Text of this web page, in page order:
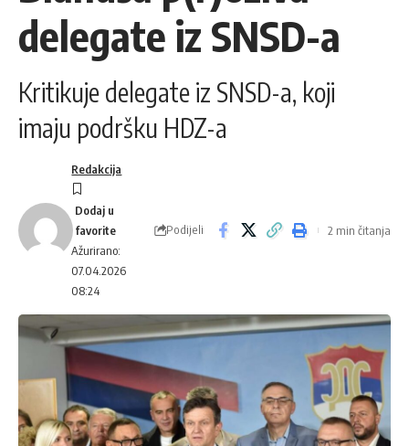
delegate iz SNSD-a
Kritikuje delegate iz SNSD-a, koji
imaju podršku HDZ-a
Ažurirano:
07.04.2026
08:24
Redakcija
Podijeli 2 min čitanja